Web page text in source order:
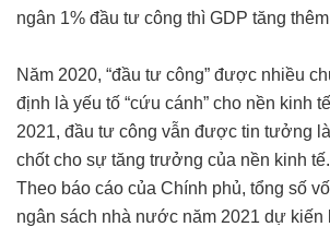
ngân 1% đầu tư công thì GDP tăng
Năm 2020, “đầu tư công” được nhiều
định là yếu tố “cứu cánh” cho nền kinh
2021, đầu tư công vẫn được tin tưởng
chốt cho sự tăng trưởng của nền kinh tế.
Theo báo cáo của Chính phủ, tổng số
ngân sách nhà nước năm 2021 dự kiến